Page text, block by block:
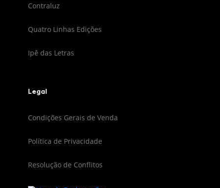
Contraluz
Quatro Linhas Edições
Ipê das Letras
Legal
Condições Gerais de Venda
Política de Privacidade
Resolução de Conflitos